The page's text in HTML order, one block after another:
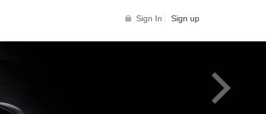
Sign In Sign up